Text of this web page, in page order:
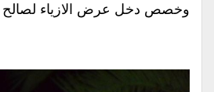
وخصص دخل عرض الازياء لصالح